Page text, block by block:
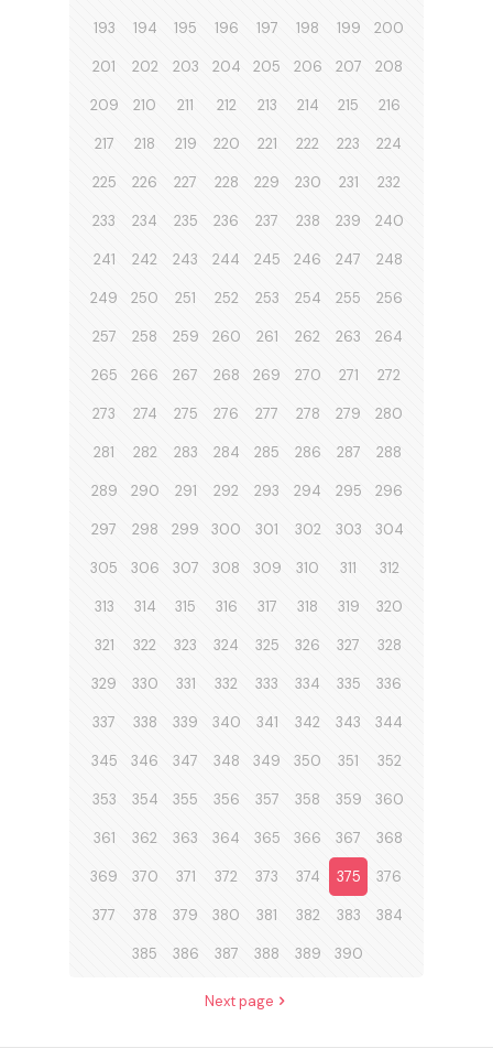
193 194 195 196 197 198 199 200
201 202 203 204 205 206 207 208
209 210 211 212 213 214 215 216
217 218 219 220 221 222 223 224
225 226 227 228 229 230 231 232
233 234 235 236 237 238 239 240
241 242 243 244 245 246 247 248
249 250 251 252 253 254 255 256
257 258 259 260 261 262 263 264
265 266 267 268 269 270 271 272
273 274 275 276 277 278 279 280
281 282 283 284 285 286 287 288
289 290 291 292 293 294 295 296
297 298 299 300 301 302 303 304
305 306 307 308 309 310 311 312
313 314 315 316 317 318 319 320
321 322 323 324 325 326 327 328
329 330 331 332 333 334 335 336
337 338 339 340 341 342 343 344
345 346 347 348 349 350 351 352
353 354 355 356 357 358 359 360
361 362 363 364 365 366 367 368
369 370 371 372 373 374 375 376
377 378 379 380 381 382 383 384
385 386 387 388 389 390
Next page